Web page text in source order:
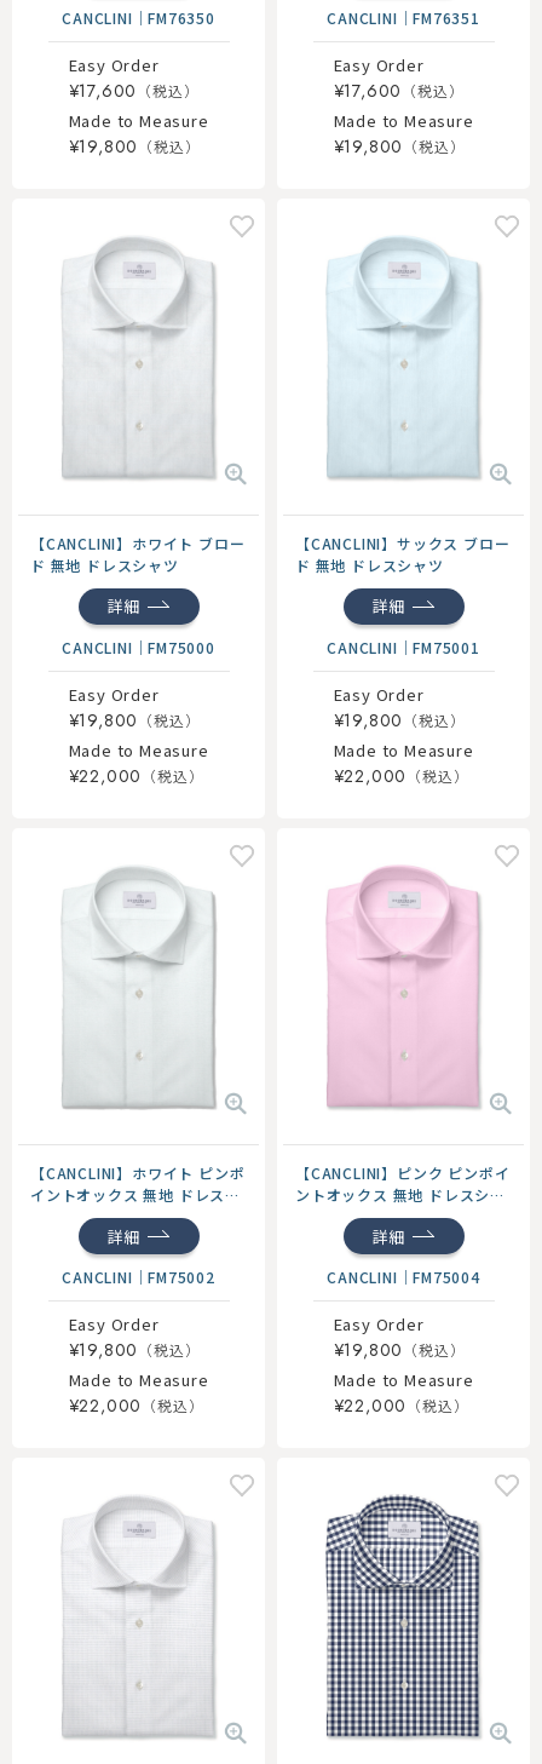
CANCLINI ｜FM76350
Easy Order
¥17,600
Made to Measure
¥19,800
CANCLINI ｜FM76351
Easy Order
¥17,600
Made to Measure
¥19,800
【CANCLINI】ホワイト ブロー
ド 無地 ドレスシャツ
詳細
CANCLINI ｜FM75000
Easy Order
¥19,800
Made to Measure
¥22,000
【CANCLINI】サックス ブロー
ド 無地 ドレスシャツ
詳細
CANCLINI ｜FM75001
Easy Order
¥19,800
Made to Measure
¥22,000
【CANCLINI】ホワイト ピンポ
イントオックス 無地 ドレスシ
詳細
CANCLINI ｜FM75002
Easy Order
¥19,800
Made to Measure
¥22,000
【CANCLINI】ピンク ピンポイ
ントオックス 無地 ドレスシャ
詳細
CANCLINI ｜FM75004
Easy Order
¥19,800
Made to Measure
¥22,000